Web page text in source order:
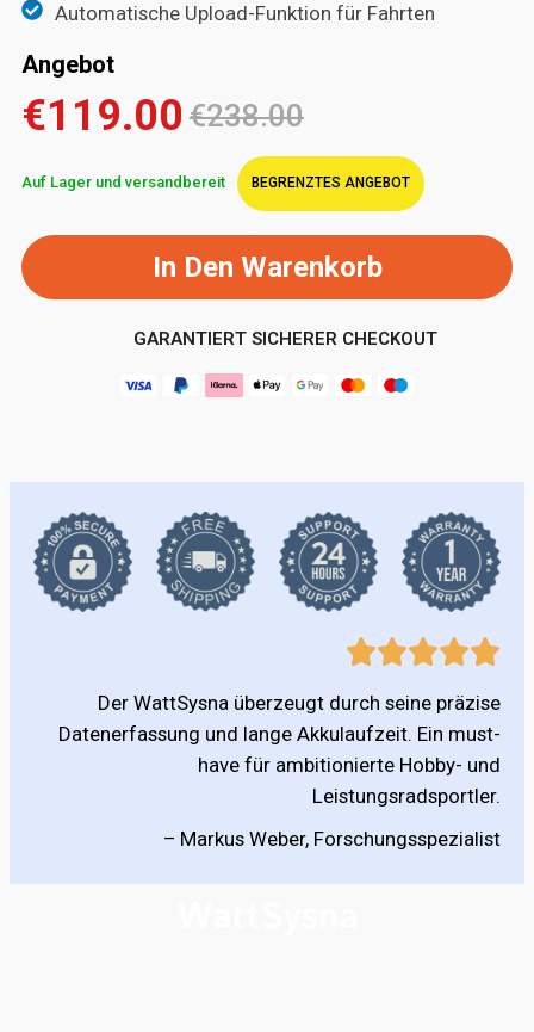
Automatische Upload-Funktion für Fahrten
Angebot
€119.00 €238.00
Auf Lager und versandbereit BEGRENZTES ANGEBOT
In Den Warenkorb
GARANTIERT SICHERER CHECKOUT
Der WattSysna überzeugt durch seine präzise
Datenerfassung und lange Akkulaufzeit. Ein must-
have für ambitionierte Hobby- und
Leistungsradsportler.
– Markus Weber, Forschungsspezialist